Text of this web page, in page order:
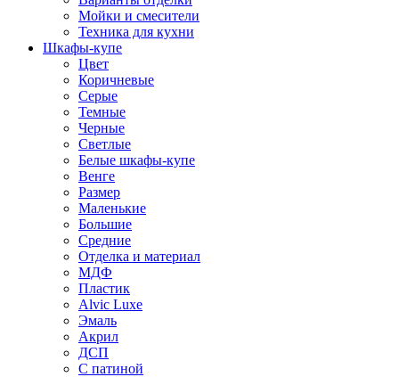
Мойки и смесители
Техника для кухни
Шкафы-купе
Цвет
Коричневые
Серые
Темные
Черные
Светлые
Белые шкафы-купе
Венге
Размер
Маленькие
Большие
Средние
Отделка и материал
МДФ
Пластик
Alvic Luxe
Эмаль
Акрил
ДСП
С патиной